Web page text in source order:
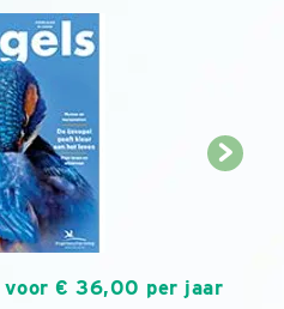
voor € 36,00 per jaar